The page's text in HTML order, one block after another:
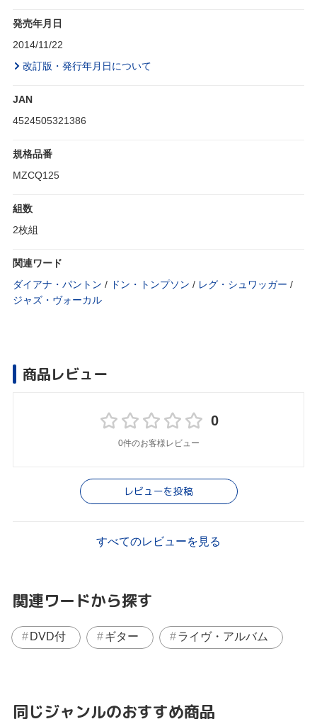
発売年月日
2014/11/22
改訂版・発行年月日について
JAN
4524505321386
規格品番
MZCQ125
組数
2枚組
関連ワード
ダイアナ・パントン / ドン・トンプソン / レグ・シュワッガー /
ジャズ・ヴォーカル
商品レビュー
0
0件のお客様レビュー
レビューを投稿
すべてのレビューを見る
関連ワードから探す
DVD付 ギター ライヴ・アルバム
同じジャンルのおすすめ商品